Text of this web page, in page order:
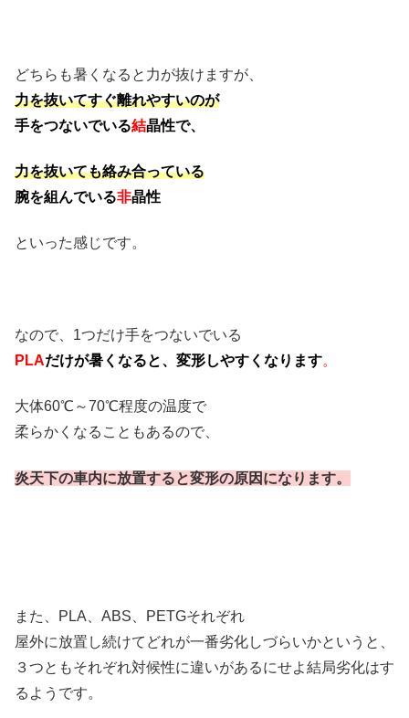
どちらも暑くなると力が抜けますが、
力を抜いてすぐ離れやすいのが
手をつないでいる結晶性で、
力を抜いても絡み合っている
腕を組んでいる非晶性
といった感じです。
なので、1つだけ手をつないでいる
PLAだけが暑くなると、変形しやすくなります。
大体60℃～70℃程度の温度で
柔らかくなることもあるので、
炎天下の車内に放置すると変形の原因になります。
また、PLA、ABS、PETGそれぞれ
屋外に放置し続けてどれが一番劣化しづらいかというと、
３つともそれぞれ対候性に違いがあるにせよ結局劣化はす
るようです。